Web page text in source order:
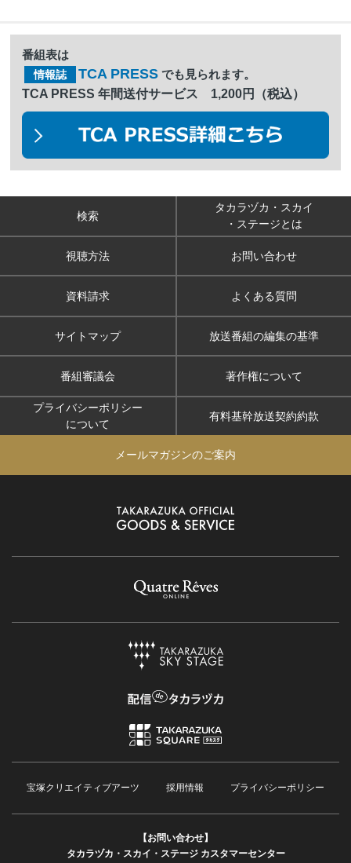
番組表は
情報誌 TCA PRESS でも見られます。
TCA PRESS 年間送付サービス 1,200円（税込）
検索
タカラヅカ・スカイ
・ステージとは
視聴方法 お問い合わせ
資料請求 よくある質問
サイトマップ 放送番組の編集の基準
番組審議会 著作権について
プライバシーポリシー
について
有料基幹放送契約約款
メールマガジンのご案内
宝塚クリエイティブアーツ 採用情報 プライバシーポリシー
【お問い合わせ】
タカラヅカ・スカイ・ステージ カスタマーセンター